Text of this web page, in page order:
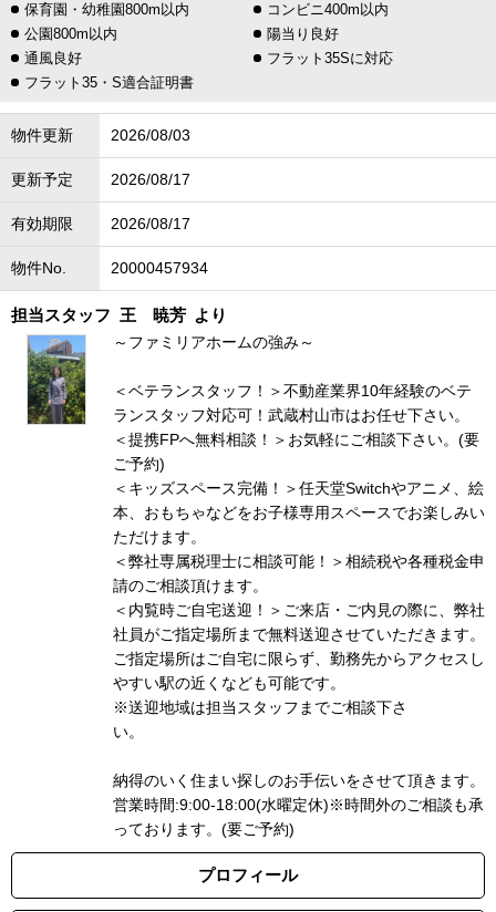
保育園・幼稚園800m以内
コンビニ400m以内
公園800m以内
陽当り良好
通風良好
フラット35Sに対応
フラット35・S適合証明書
物件更新 2026/08/03
更新予定 2026/08/17
有効期限 2026/08/17
物件No. 20000457934
担当スタッフ 王 暁芳 より
～ファミリアホームの強み～
＜ベテランスタッフ！＞不動産業界10年経験のベテ
ランスタッフ対応可！武蔵村山市はお任せ下さい。
＜提携FPへ無料相談！＞お気軽にご相談下さい。(要
ご予約)
＜キッズスペース完備！＞任天堂Switchやアニメ、絵
本、おもちゃなどをお子様専用スペースでお楽しみい
ただけます。
＜弊社専属税理士に相談可能！＞相続税や各種税金申
請のご相談頂けます。
＜内覧時ご自宅送迎！＞ご来店・ご内見の際に、弊社
社員がご指定場所まで無料送迎させていただきます。
ご指定場所はご自宅に限らず、勤務先からアクセスし
やすい駅の近くなども可能です。
※送迎地域は担当スタッフまでご相談下さ
い
納得のいく住まい探しのお手伝いをさせて頂きます。
営業時間:9:00-18:00(水曜定休)※時間外のご相談も承
っております。(要ご予約)
プロフィール